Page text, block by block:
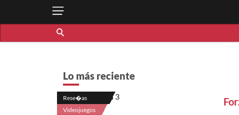
Lo más reciente
Rese�as
Videojuegos